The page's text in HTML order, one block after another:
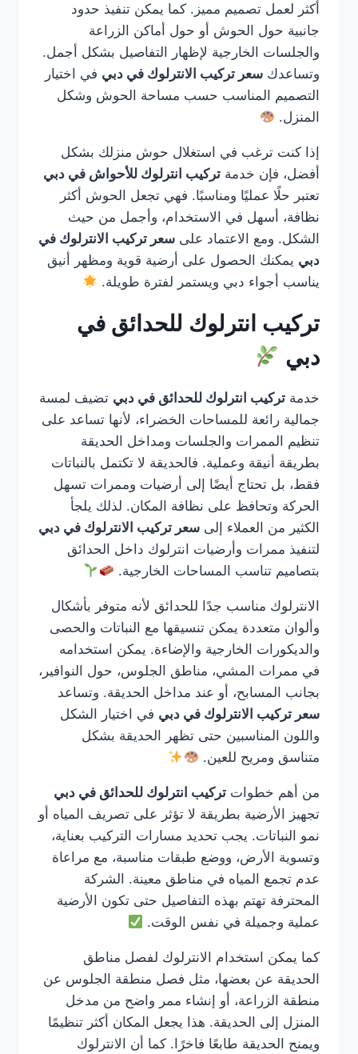
أكثر لعمل تصميم مميز. كما يمكن تنفيذ حدود
جانبية حول الحوش أو حول أماكن الزراعة
والجلسات الخارجية لإظهار التفاصيل بشكل أجمل.
وتساعدك سعر تركيب الانترلوك في دبي في اختيار
التصميم المناسب حسب مساحة الحوش وشكل
المنزل.
إذا كنت ترغب في استغلال حوش منزلك بشكل
أفضل، فإن خدمة تركيب انترلوك للأحواش في دبي
تعتبر حلًا عمليًا ومناسبًا. فهي تجعل الحوش أكثر
نظافة، أسهل في الاستخدام، وأجمل من حيث
الشكل. ومع الاعتماد على سعر تركيب الانترلوك في
دبي يمكنك الحصول على أرضية قوية ومظهر أنيق
يناسب أجواء دبي ويستمر لفترة طويلة.
تركيب انترلوك للحدائق في
دبي
خدمة تركيب انترلوك للحدائق في دبي تضيف لمسة
جمالية رائعة للمساحات الخضراء، لأنها تساعد على
تنظيم الممرات والجلسات ومداخل الحديقة
بطريقة أنيقة وعملية. فالحديقة لا تكتمل بالنباتات
فقط، بل تحتاج أيضًا إلى أرضيات وممرات تسهل
الحركة وتحافظ على نظافة المكان. لذلك يلجأ
الكثير من العملاء إلى سعر تركيب الانترلوك في دبي
لتنفيذ ممرات وأرضيات انترلوك داخل الحدائق
بتصاميم تناسب المساحات الخارجية.
الانترلوك مناسب جدًا للحدائق لأنه متوفر بأشكال
وألوان متعددة يمكن تنسيقها مع النباتات والحصى
والديكورات الخارجية والإضاءة. يمكن استخدامه
في ممرات المشي، مناطق الجلوس، حول النوافير،
بجانب المسابح، أو عند مداخل الحديقة. وتساعد
سعر تركيب الانترلوك في دبي في اختيار الشكل
واللون المناسبين حتى تظهر الحديقة بشكل
متناسق ومريح للعين.
من أهم خطوات تركيب انترلوك للحدائق في دبي
تجهيز الأرضية بطريقة لا تؤثر على تصريف المياه أو
نمو النباتات. يجب تحديد مسارات التركيب بعناية،
وتسوية الأرض، ووضع طبقات مناسبة، مع مراعاة
عدم تجمع المياه في مناطق معينة. الشركة
المحترفة تهتم بهذه التفاصيل حتى تكون الأرضية
عملية وجميلة في نفس الوقت.
كما يمكن استخدام الانترلوك لفصل مناطق
الحديقة عن بعضها، مثل فصل منطقة الجلوس عن
منطقة الزراعة، أو إنشاء ممر واضح من مدخل
المنزل إلى الحديقة. هذا يجعل المكان أكثر تنظيمًا
ويمنح الحديقة طابعًا فاخرًا. كما أن الانترلوك